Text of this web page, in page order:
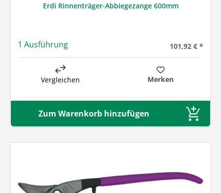
Erdi Rinnenträger-Abbiegezange 600mm
1 Ausführung Regulärer
101,92 € *
Vergleichen Merken
Zum Warenkorb hinzufügen